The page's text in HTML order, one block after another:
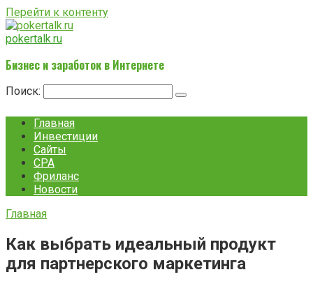
Перейти к контенту
pokertalk.ru
Бизнес и заработок в Интернете
Поиск:
Главная
Инвестиции
Сайты
CPA
Фриланс
Новости
Главная
Как выбрать идеальный продукт
для партнерского маркетинга